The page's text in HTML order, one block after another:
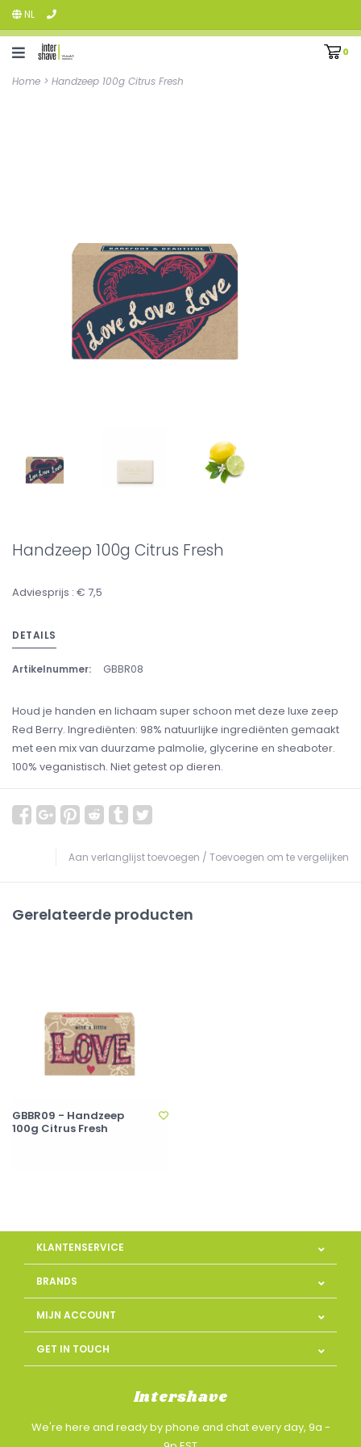
NL
0
Home > Handzeep 100g Citrus Fresh
Handzeep 100g Citrus Fresh
Adviesprijs : € 7,5
DETAILS
Artikelnummer: GBBR08
Houd je handen en lichaam super schoon met deze luxe zeep
Red Berry. Ingrediënten: 98% natuurlijke ingrediënten gemaakt
met een mix van duurzame palmolie, glycerine en sheaboter.
100% veganistisch. Niet getest op dieren.
Aan verlanglijst toevoegen / Toevoegen om te vergelijken
Gerelateerde producten
GBBR09 - Handzeep
100g Citrus Fresh
KLANTENSERVICE
BRANDS
MIJN ACCOUNT
GET IN TOUCH
Intershave
We're here and ready by phone and chat every day, 9a -